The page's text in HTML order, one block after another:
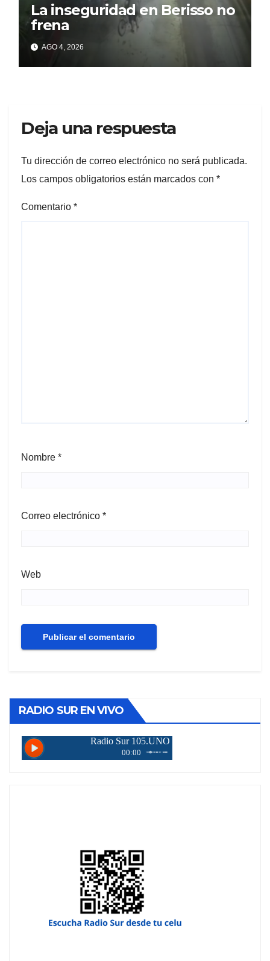
La inseguridad en Berisso no
frena
AGO 4, 2026
Deja una respuesta
Tu dirección de correo electrónico no será publicada.
Los campos obligatorios están marcados con *
Comentario *
Nombre *
Correo electrónico *
Web
RADIO SUR EN VIVO